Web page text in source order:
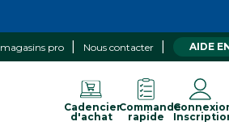
magasins pro Nous contacter AIDE
Cadencier
d'achat
Commande
rapide